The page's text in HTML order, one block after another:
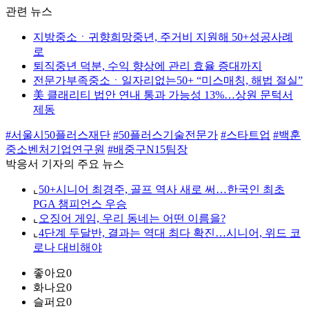
관련 뉴스
지방중소ㆍ귀향희망중년, 주거비 지원해 50+성공사례
로
퇴직중년 덕분, 수익 향상에 관리 효율 증대까지
전문가부족중소ㆍ일자리없는50+ “미스매칭, 해법 절실”
美 클래리티 법안 연내 통과 가능성 13%…상원 문턱서
제동
#서울시50플러스재단 #50플러스기술전문가 #스타트업 #백훈
중소벤처기업연구원 #배중구N15팀장
박응서 기자의 주요 뉴스
⌞ 50+시니어 최경주, 골프 역사 새로 써…한국인 최초
PGA 챔피언스 우승
⌞ 오징어 게임, 우리 동네는 어떤 이름을?
⌞ 4단계 두달반, 결과는 역대 최다 확진…시니어, 위드 코
로나 대비해야
좋아요0
화나요0
슬퍼요0